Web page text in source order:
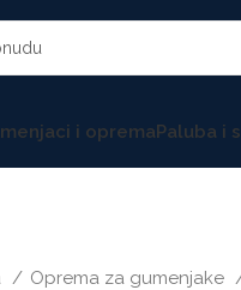
i opremaPaluba i
Oprema za gumenjake